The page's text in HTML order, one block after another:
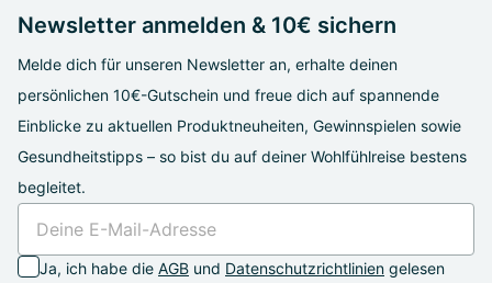
Newsletter anmelden & 10€ sichern
Melde dich für unseren Newsletter an, erhalte deinen
persönlichen 10€-Gutschein und freue dich auf spannende
Einblicke zu aktuellen Produktneuheiten, Gewinnspielen sowie
Gesundheitstipps – so bist du auf deiner Wohlfühlreise bestens
begleitet.
Ja, ich habe die AGB und Datenschutzrichtlinien gelesen